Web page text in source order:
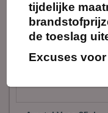
tijdelijke
de toeslag
Excuses